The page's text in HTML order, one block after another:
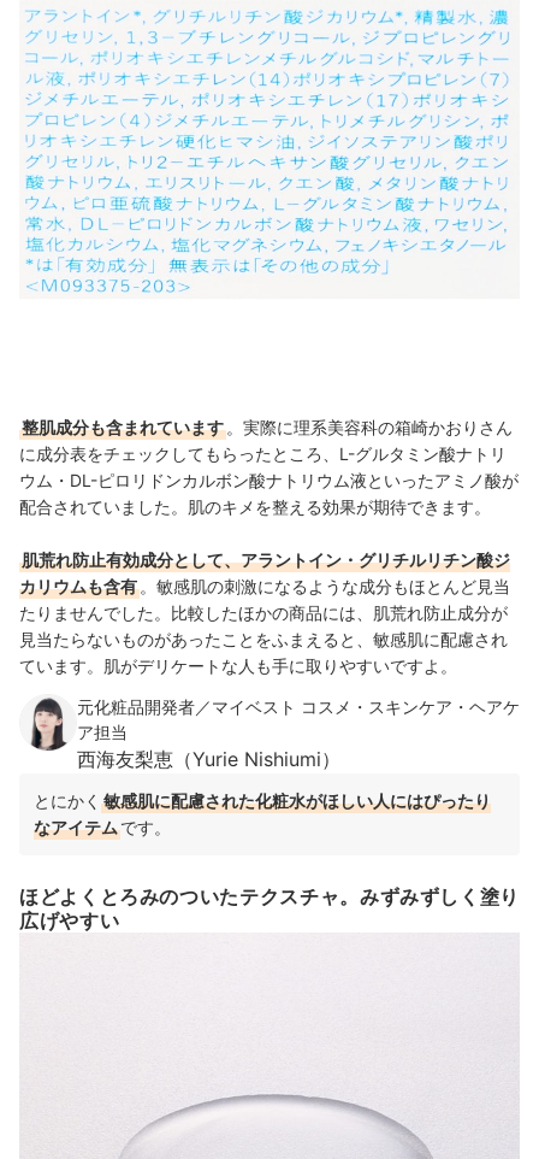
整肌成分も含まれています 。実際に理系美容科の箱崎かおりさん
に成分表をチェックしてもらったところ、L-グルタミン酸ナトリ
ウム・DL-ピロリドンカルボン酸ナトリウム液といったアミノ酸が
配合されていました 。肌のキメを整える効果が期待できます。
肌荒れ防止有効成分として、アラントイン・グリチルリチン酸ジ
カリウムも含有 。敏感肌の刺激になるような成分もほとんど見当
たりませんでした。比較したほかの商品には、肌荒れ防止成分が
見当たらないものがあったことをふまえると、敏感肌に配慮され
ています。肌がデリケートな人も手に取りやすいですよ。
元化粧品開発者／マイベスト コスメ・スキンケア・ヘアケ
ア担当
西海友梨恵（Yurie Nishiumi）
とにかく 敏感肌に配慮された化粧水がほしい人にはぴったり
なアイテムです。
ほどよくとろみのついたテクスチャ。みずみずしく塗り
広げやすい